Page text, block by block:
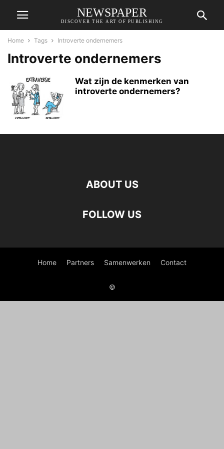
NEWSPAPER
DISCOVER THE ART OF PUBLISHING
Home Tags Introverte ondernemers
Introverte ondernemers
Wat zijn de kenmerken van
introverte ondernemers?
ABOUT US
FOLLOW US
Home Partners Samenwerken Contact
©